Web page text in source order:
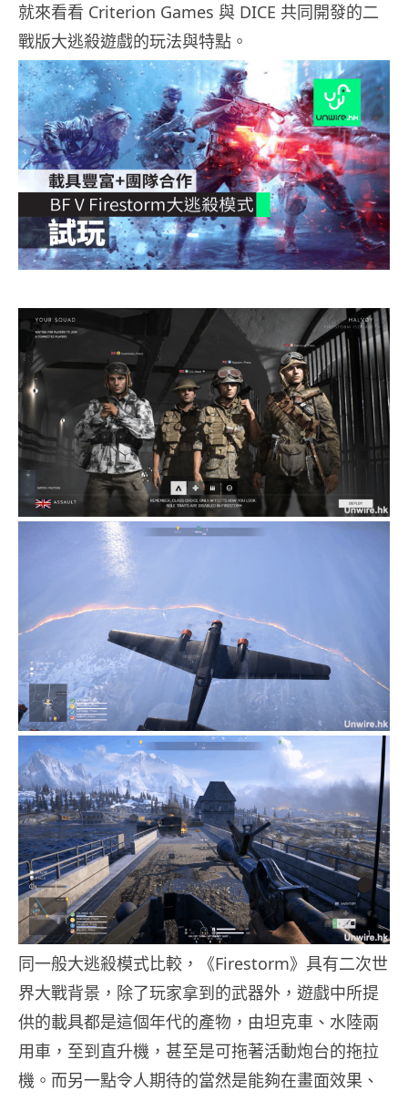
就來看看 Criterion Games 與 DICE 共同開發的二
戰版大逃殺遊戲的玩法與特點。
同一般大逃殺模式比較，《Firestorm》具有二次世
界大戰背景，除了玩家拿到的武器外，遊戲中所提
供的載具都是這個年代的產物，由坦克車、水陸兩
用車，至到直升機，甚至是可拖著活動炮台的拖拉
機。而另一點令人期待的當然是能夠在畫面效果、